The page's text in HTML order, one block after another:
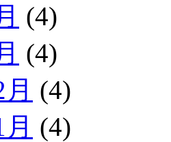
(4)
(4)
(4)
(4)